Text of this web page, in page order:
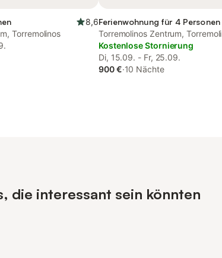
8,6
Torremolinos
Ferienwohnung für 4 Personen
Torremolinos Zentrum,
Kostenlose Stornierung
Di, 15.09. - Fr, 25.09.
900 €·10 Nächte
die interessant sein könnten